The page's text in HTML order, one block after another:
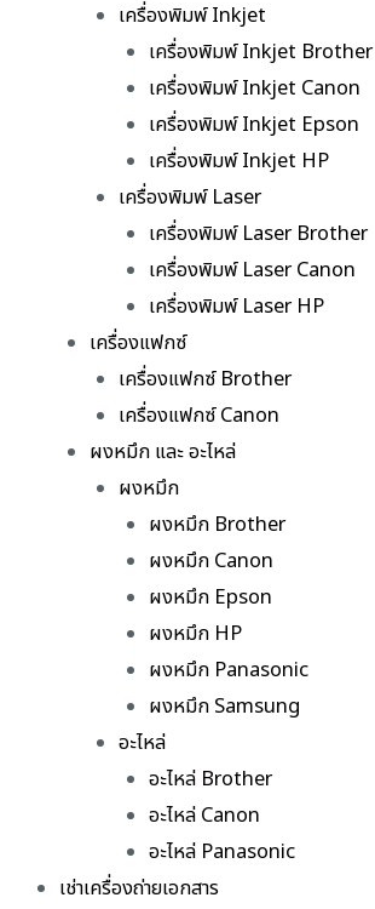
เครื่องพิมพ์ Inkjet
เครื่องพิมพ์ Inkjet Brother
เครื่องพิมพ์ Inkjet Canon
เครื่องพิมพ์ Inkjet Epson
เครื่องพิมพ์ Inkjet HP
เครื่องพิมพ์ Laser
เครื่องพิมพ์ Laser Brother
เครื่องพิมพ์ Laser Canon
เครื่องพิมพ์ Laser HP
เครื่องแฟกซ์
เครื่องแฟกซ์ Brother
เครื่องแฟกซ์ Canon
ผงหมึก และ อะไหล่
ผงหมึก
ผงหมึก Brother
ผงหมึก Canon
ผงหมึก Epson
ผงหมึก HP
ผงหมึก Panasonic
ผงหมึก Samsung
อะไหล่
อะไหล่ Brother
อะไหล่ Canon
อะไหล่ Panasonic
เช่าเครื่องถ่ายเอกสาร